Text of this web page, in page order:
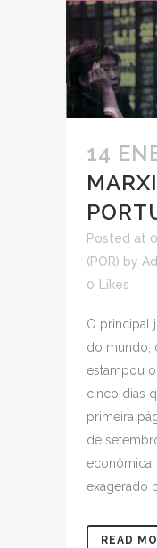
14
Posted at
(POR) by
0
Likes
O principal
do mundo,
estampou
cinco dias
primeira
de
exagerado
READ